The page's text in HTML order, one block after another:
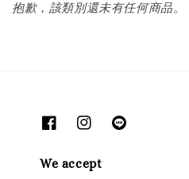
抱歉，該類別還未有任何商品。
We accept